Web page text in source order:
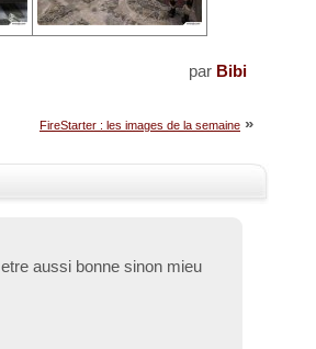
par Bibi
FireStarter : les images de la semaine »
aussi bonne sinon mieu